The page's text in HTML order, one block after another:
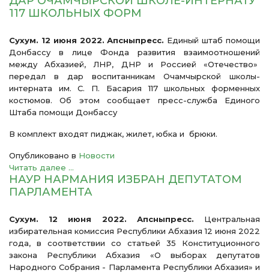
117 ШКОЛЬНЫХ ФОРМ
Сухум. 12 июня 2022. Апсныпресс. Единый штаб помощи
Донбассу в лице Фонда развития взаимоотношений
между Абхазией, ЛНР, ДНР и Россией «Отечество»
передал в дар воспитанникам Очамчырской школы-
интерната им. С. П. Басария 117 школьных форменных
костюмов. Об этом сообщает пресс-служба Единого
Штаба помощи Донбассу
В комплект входят пиджак, жилет, юбка и брюки.
Опубликовано в Новости
Читать далее ...
НАУР НАРМАНИЯ ИЗБРАН ДЕПУТАТОМ
ПАРЛАМЕНТА
Сухум. 12 июня 2022. Апсныпресс. Центральная
избирательная комиссия Республики Абхазия 12 июня 2022
года, в соответствии со статьей 35 Конституционного
закона Республики Абхазия «О выборах депутатов
Народного Собрания - Парламента Республики Абхазия» и